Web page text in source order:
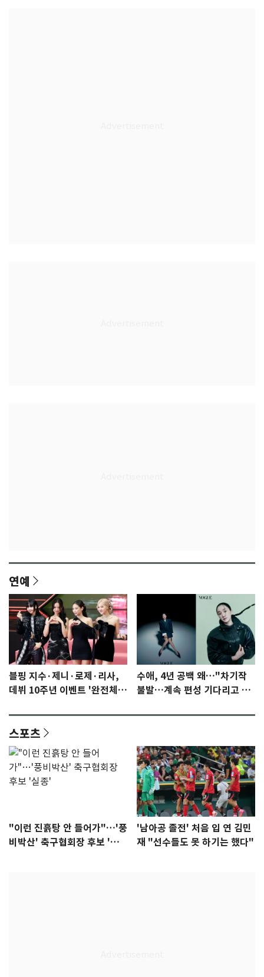
연예
블핑 지수·제니·로제·리사,
데뷔 10주년 이벤트 '완전체'
수애, 4년 공백 왜…"차기작
불발…계속 편성 기다리고 있
스포츠
"이런 진흙탕 안 들어가"…'풍
비박산' 축구협회장 후보 '실
'남아공 졸전' 처음 입 연 김민
재 "선수들도 못 하기는 했다"